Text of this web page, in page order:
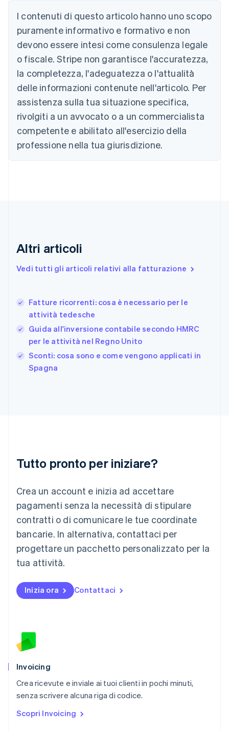
I contenuti di questo articolo hanno uno scopo
puramente informativo e formativo e non
devono essere intesi come consulenza legale
o fiscale. Stripe non garantisce l'accuratezza,
la completezza, l'adeguatezza o l'attualità
delle informazioni contenute nell'articolo. Per
assistenza sulla tua situazione specifica,
rivolgiti a un avvocato o a un commercialista
competente e abilitato all'esercizio della
professione nella tua giurisdizione.
Altri articoli
Vedi tutti gli articoli relativi alla fatturazione
Fatture ricorrenti: cosa è necessario per le
attività tedesche
Guida all'inversione contabile secondo HMRC
per le attività nel Regno Unito
Sconti: cosa sono e come vengono applicati in
Spagna
Tutto pronto per iniziare?
Crea un account e inizia ad accettare
pagamenti senza la necessità di stipulare
contratti o di comunicare le tue coordinate
bancarie. In alternativa, contattaci per
progettare un pacchetto personalizzato per la
tua attività.
Inizia ora Contattaci
Invoicing
Crea ricevute e inviale ai tuoi clienti in pochi minuti,
senza scrivere alcuna riga di codice.
Scopri Invoicing
Belgio
Nederlands FrançaisDeutschEnglish
Brasile
Português English
Bulgaria
English
Canada
EnglishFrançais
Cina continentale
简体中文
Cipro
English
Croazia
Danimarca
Francia
Germania
日本語English
Gibilterra
Grecia
English
India
Irlanda
English
FrançaisDeutschEnglish
English简体中文
Malta
English
Messico
Español English
Norvegia
Nuova Zelanda
English
Paesi Bassi
English
Portogallo
RAS di Hong Kong, Cina
English
Regno Unito
English
English